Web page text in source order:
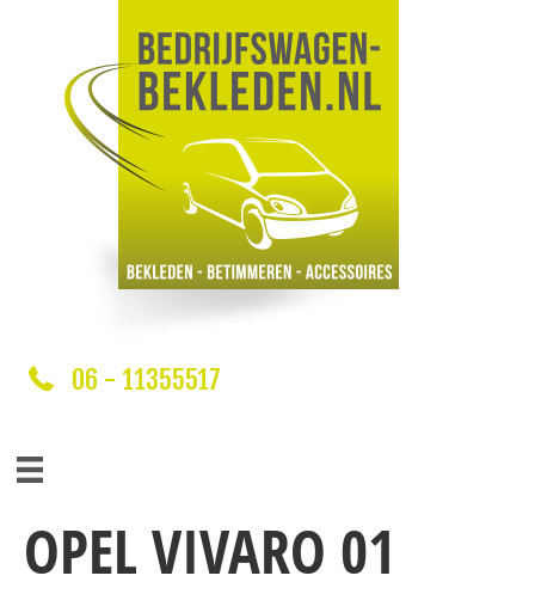
06 - 11355517
OPEL VIVARO 01